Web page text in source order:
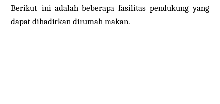
Berikut ini adalah beberapa fasilitas pendukung yang
dapat dihadirkan dirumah makan.